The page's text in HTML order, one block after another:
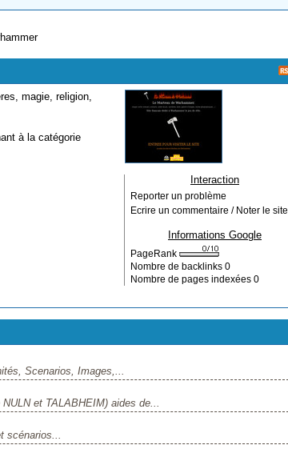
magie, religion,
à la catégorie
Interaction
Reporter un problème
Ecrire un commentaire / Noter le site
Informations Google
PageRank
Nombre de backlinks 0
Nombre de pages indexées 0
Scenarios, Images,...
et TALABHEIM) aides de...
scénarios...